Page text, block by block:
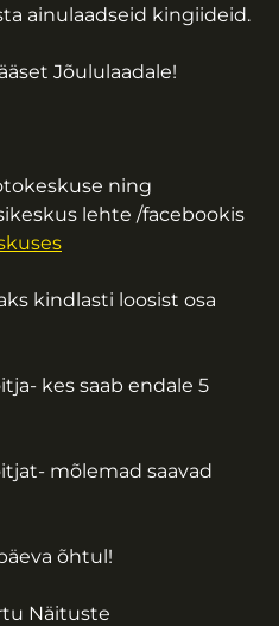
ainulaadseid kingiideid.
Jõululaadale!
ning
lehte /facebookis
kindlasti loosist osa
kes saab endale 5
mõlemad saavad
õhtul!
Näituste